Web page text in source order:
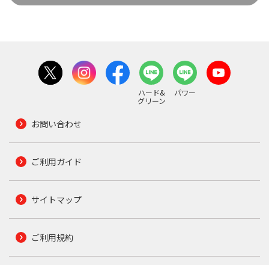
ハード&
グリーン
パワー
お問い合わせ
ご利用ガイド
サイトマップ
ご利用規約